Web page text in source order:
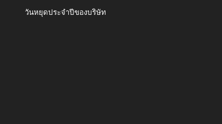
วันหยุดประจำปีของบริษัท